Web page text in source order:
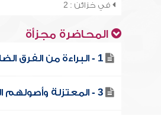
في خزائن : 2
المحاضرة مجزأة
1 - البراءة من الفرق الضالة
3 - المعتزلة وأصولهم الخمسة